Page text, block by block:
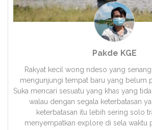
Pakde KGE
Rakyat kecil wong ndeso yang
mengunjungi tempat baru yang belum
Suka mencari sesuatu yang khas yang
walau dengan segala keterbatasan
keterbatasan itu lebih sering solo
menyempatkan explore di sela waktu